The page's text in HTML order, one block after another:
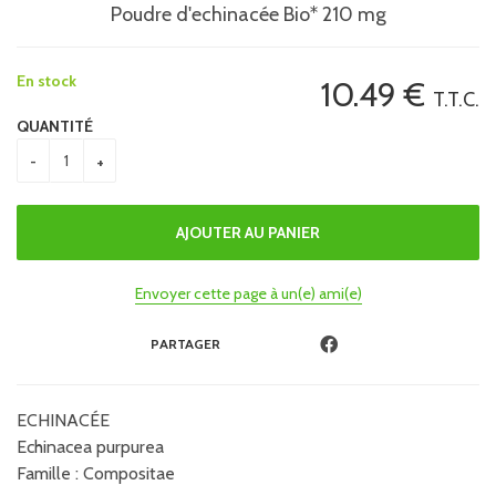
Poudre d'echinacée Bio* 210 mg
10.49 € T.T.C.
En stock
QUANTITÉ
Envoyer cette page à un(e) ami(e)
PARTAGER
ECHINACÉE
Echinacea purpurea
Famille : Compositae